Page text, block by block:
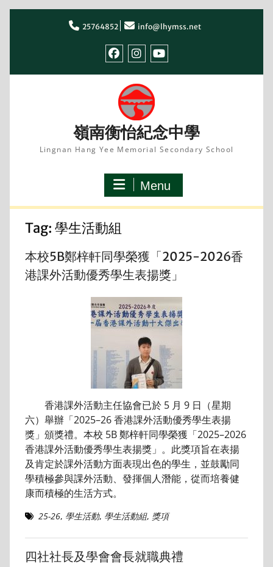
25764852 info@lhymss.net
嶺南衡怡紀念中學
Lingnan Hang Yee Memorial Secondary School
Menu
Tag: 學生活動組
本校5B鄭梓軒同學榮獲「2025-2026香
港課外活動優秀學生表揚獎」
香港課外活動主任協會已於 5 月 9 日（星期
六）舉辦「2025–26 香港課外活動優秀學生表揚
獎」頒獎禮。本校 5B 鄭梓軒同學榮獲「2025–2026
香港課外活動優秀學生表揚獎」。此獎項旨在表揚
及肯定於課外活動方面表現出色的學生，並鼓勵同
學積極參與課外活動、發揮個人潛能，從而培養健
康而積極的生活方式。
25-26, 學生活動, 學生活動組, 獎項
四社社長及學會會長就職典禮